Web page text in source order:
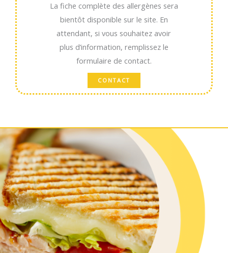
La fiche complète des allergènes sera
bientôt disponible sur le site. En
attendant, si vous souhaitez avoir
plus d’information, remplissez le
formulaire de contact.
CONTACT